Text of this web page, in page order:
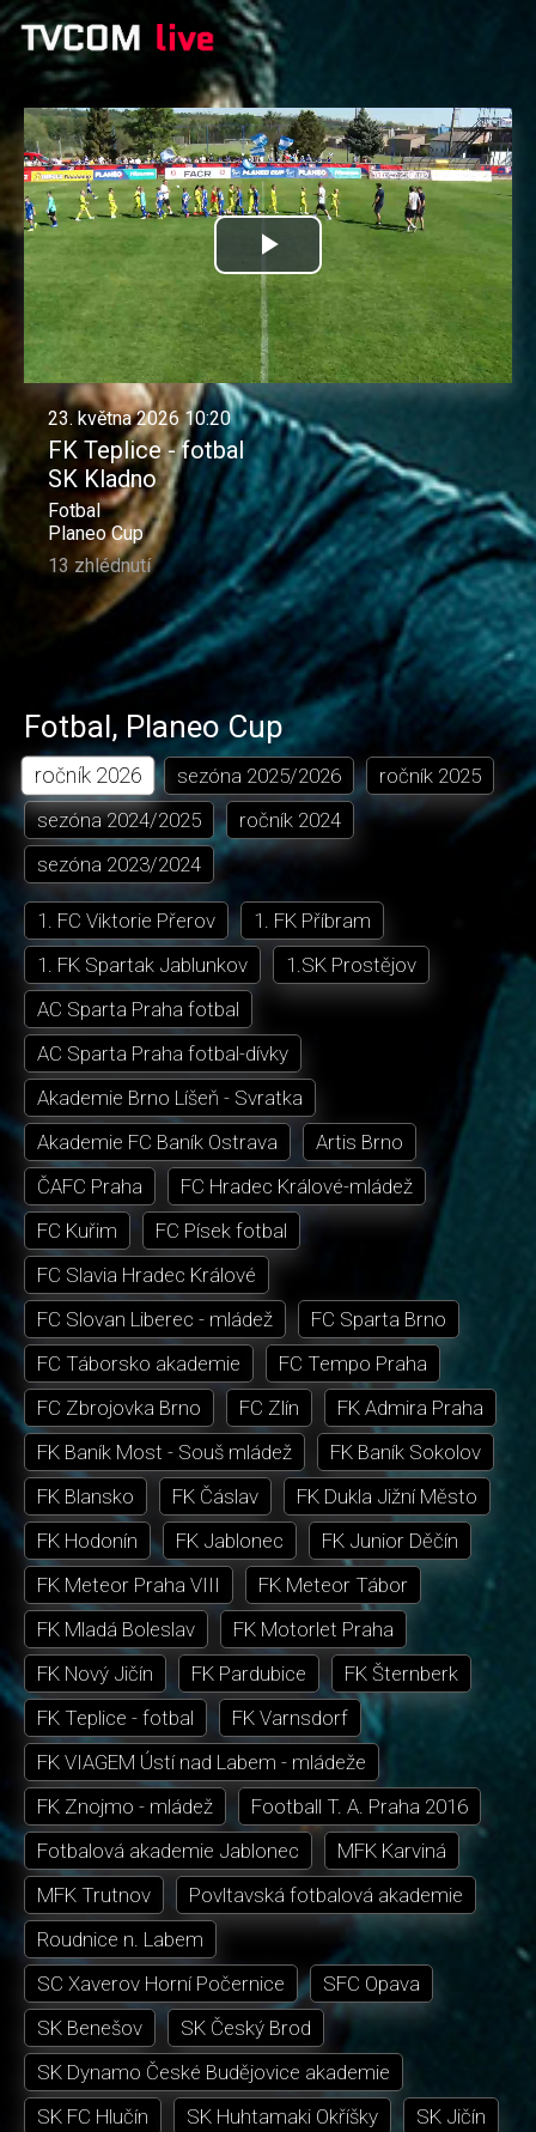
Přehrát
video
23. května 2026 10:20
FK Teplice - fotbal
SK Kladno
Fotbal
Planeo Cup
13 zhlédnutí
Fotbal, Planeo Cup
ročník 2026 sezóna 2025/2026 ročník 2025
sezóna 2024/2025 ročník 2024
sezóna 2023/2024
1. FC Viktorie Přerov
1. FK Příbram
1. FK Spartak Jablunkov
1.SK Prostějov
AC Sparta Praha fotbal
AC Sparta Praha fotbal-dívky
Akademie Brno Líšeň - Svratka
Akademie FC Baník Ostrava
Artis Brno
ČAFC Praha
FC Hradec Králové-mládež
FC Kuřim
FC Písek fotbal
FC Slavia Hradec Králové
FC Slovan Liberec - mládež
FC Sparta Brno
FC Táborsko akademie
FC Tempo Praha
FC Zbrojovka Brno
FC Zlín
FK Admira Praha
FK Baník Most - Souš mládež
FK Baník Sokolov
FK Blansko
FK Čáslav
FK Dukla Jižní Město
FK Hodonín
FK Jablonec
FK Junior Děčín
FK Meteor Praha VIII
FK Meteor Tábor
FK Mladá Boleslav
FK Motorlet Praha
FK Nový Jičín
FK Pardubice
FK Šternberk
FK Teplice - fotbal
FK Varnsdorf
FK VIAGEM Ústí nad Labem - mládeže
FK Znojmo - mládež
Football T. A. Praha 2016
Fotbalová akademie Jablonec
MFK Karviná
MFK Trutnov
Povltavská fotbalová akademie
Roudnice n. Labem
SC Xaverov Horní Počernice
SFC Opava
SK Benešov
SK Český Brod
SK Dynamo České Budějovice akademie
SK FC Hlučín
SK Huhtamaki Okříšky
SK Jičín